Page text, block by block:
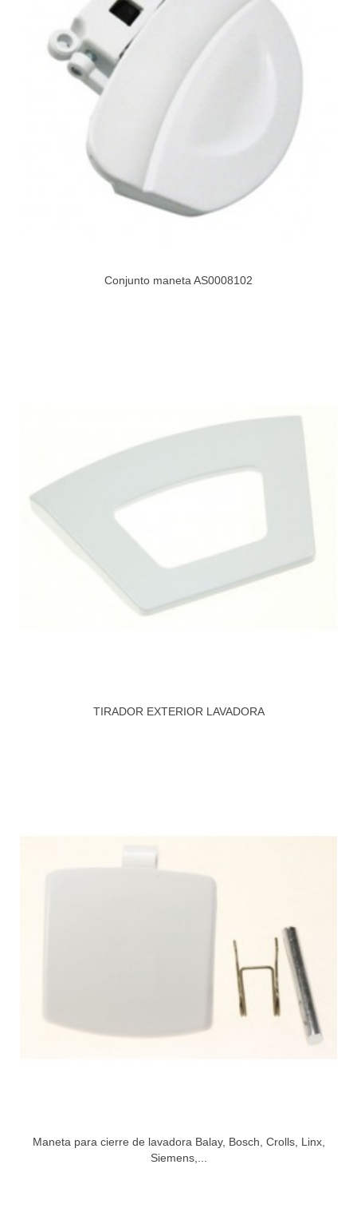
Conjunto maneta AS0008102
TIRADOR EXTERIOR LAVADORA
Maneta para cierre de lavadora Balay, Bosch, Crolls, Linx,
Siemens,...